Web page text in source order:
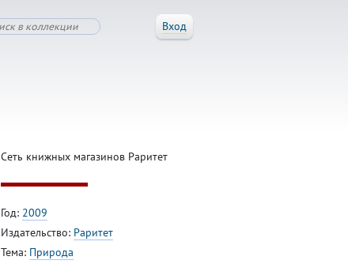
Вход
Сеть книжных магазинов Раритет
Год: 2009
Издательство: Раритет
Тема: Природа